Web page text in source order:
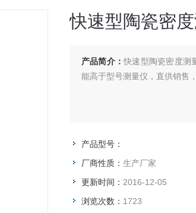
快速型陶瓷密
产品简介：快速型陶瓷密度测
能高于型号测量仪，直供销售
产品型号：
厂商性质： 生产厂家
更新时间： 2016-12-05
浏览次数： 1723